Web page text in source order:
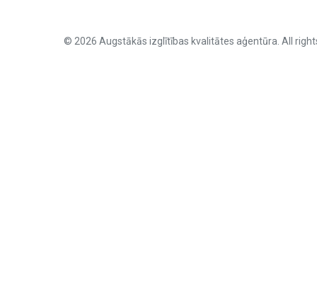
© 2026 Augstākās izglītības kvalitātes aģentūra. All